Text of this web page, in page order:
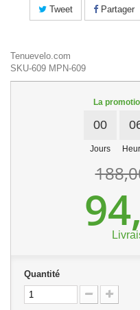
Tweet Partager
Tenuevelo.com
SKU-609 MPN-609
La
00
Jours
Quantité